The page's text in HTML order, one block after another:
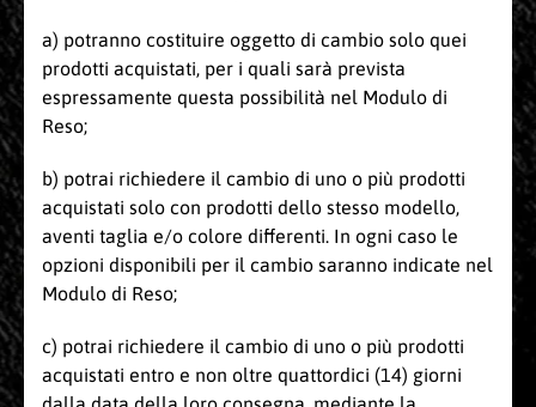
a) potranno costituire oggetto di cambio solo quei
prodotti acquistati, per i quali sarà prevista
espressamente questa possibilità nel Modulo di
Reso;
b) potrai richiedere il cambio di uno o più prodotti
acquistati solo con prodotti dello stesso modello,
aventi taglia e/o colore differenti. In ogni caso le
opzioni disponibili per il cambio saranno indicate nel
Modulo di Reso;
c) potrai richiedere il cambio di uno o più prodotti
acquistati entro e non oltre quattordici (14) giorni